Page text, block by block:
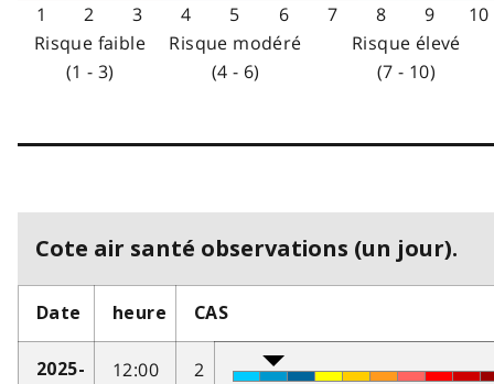
1 2 3 4 5 6 7 8 9
10
Risque faible
(1 - 3)
Risque modéré
(4 - 6)
Risque élevé
(7 - 10)
Cote air santé observations (un jour).
Date heure CAS
2025-
12:00
2